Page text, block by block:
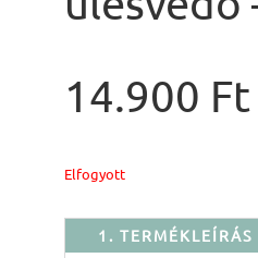
14.900 Ft
Elfogyott
1. TERMÉKLEÍRÁS